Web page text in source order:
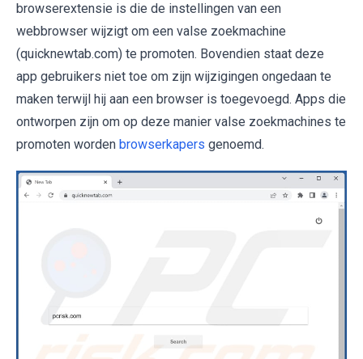
browserextensie is die de instellingen van een
webbrowser wijzigt om een valse zoekmachine
(quicknewtab.com) te promoten. Bovendien staat deze
app gebruikers niet toe om zijn wijzigingen ongedaan te
maken terwijl hij aan een browser is toegevoegd. Apps die
ontworpen zijn om op deze manier valse zoekmachines te
promoten worden browserkapers genoemd.